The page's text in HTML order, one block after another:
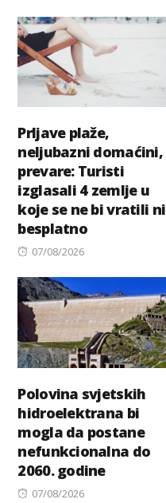
Prljave plaže,
neljubazni domaćini,
prevare: Turisti
izglasali 4 zemlje u
koje se ne bi vratili ni
besplatno
Posted
07/08/2026
Polovina svjetskih
hidroelektrana bi
mogla da postane
nefunkcionalna do
2060. godine
Posted
07/08/2026